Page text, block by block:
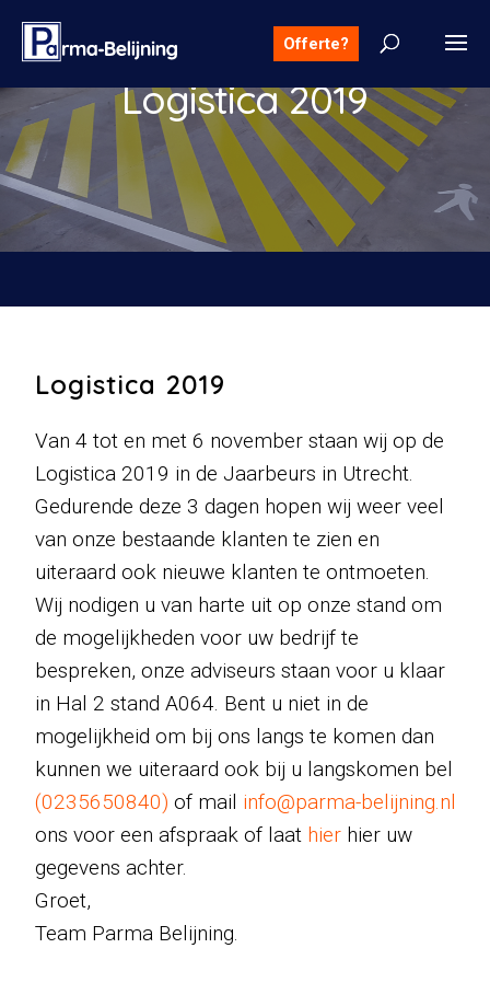
Offerte?
Logistica 2019
Logistica 2019
Van 4 tot en met 6 november staan wij op de
Logistica 2019 in de Jaarbeurs in Utrecht.
Gedurende deze 3 dagen hopen wij weer veel
van onze bestaande klanten te zien en
uiteraard ook nieuwe klanten te ontmoeten.
Wij nodigen u van harte uit op onze stand om
de mogelijkheden voor uw bedrijf te
bespreken, onze adviseurs staan voor u klaar
in Hal 2 stand A064. Bent u niet in de
mogelijkheid om bij ons langs te komen dan
kunnen we uiteraard ook bij u langskomen bel
(0235650840) of mail info@parma-belijning.nl
ons voor een afspraak of laat hierhier uw
gegevens achter.
Groet,
Team Parma Belijning.